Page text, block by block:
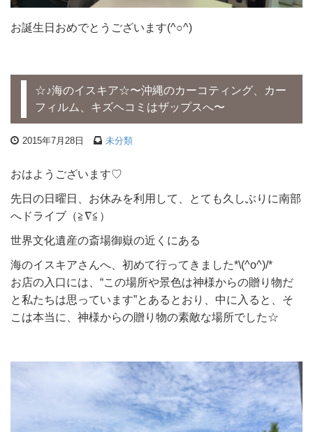
お誕生日おめでとうございます(^○^)
☆♪海のイスキア☆〜沖縄のカーコティング、カー
フィルム、キズヘコミはザップスへ〜
2015年7月28日 未分類
おはようございます♡
先日の日曜日、お休みを利用して、とても久しぶりに南部
へドライブ（≧∇≦）
世界文化遺産の斎場御嶽の近くにある
海のイスキアさんへ、初めて行ってきました*\(^o^)/*
お店の入口には、“この場所や景色は神様からの贈り物だ
と私たちは思っています”とあるとおり、中に入ると、そ
こは本当に、神様からの贈り物の素敵な場所でした☆